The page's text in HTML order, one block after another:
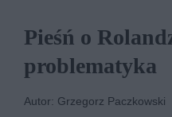
Pieśń o
problematyka
Autor: Grzegorz Paczkowski